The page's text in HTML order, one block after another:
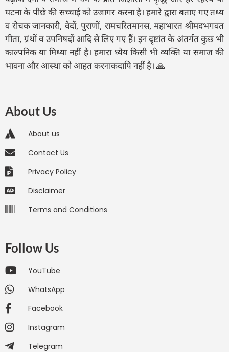
घटना के पीछे की सच्चाई को उजागर करना है। हमारे द्वारा बताए गए तथ्य
व रोचक जानकारी, वेदों, पुराणों, रामचरितमानस, महाभारत श्रीमदभगवत
गीता, ग्रंथों व उपनिषदों आदि से लिए गए हैं। इन दृष्टांत के अंतर्गत कुछ भी
काल्पनिक या मिथ्या नहीं है। हमारा ध्येय किसी भी व्यक्ति या समाज की
भावना और आस्था को आहत करनाकदापि नहीं है। 🙏
About Us
About us
Contact Us
Privacy Policy
Disclaimer
Terms and Conditions
Follow Us
YouTube
WhatsApp
Facebook
Instagram
Telegram